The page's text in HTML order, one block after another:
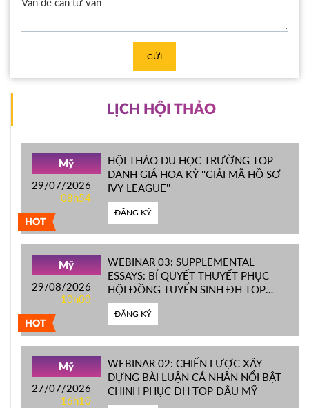
GỬI
LỊCH HỘI THẢO
HOT
Mỹ
29/07/2026
08h54
HỘI THẢO DU HỌC TRƯỜNG TOP
DANH GIÁ HOA KỲ ''GIẢI MÃ HỒ SƠ
IVY LEAGUE''
ĐĂNG KÝ
HOT
Mỹ
29/08/2026
10h00
WEBINAR 03: SUPPLEMENTAL
ESSAYS: BÍ QUYẾT THUYẾT PHỤC
HỘI ĐỒNG TUYỂN SINH ĐH TOP
ĐẦU MỸ
ĐĂNG KÝ
Mỹ
27/07/2026
16h10
WEBINAR 02: CHIẾN LƯỢC XÂY
DỰNG BÀI LUẬN CÁ NHÂN NỔI BẬT
CHINH PHỤC ĐH TOP ĐẦU MỸ